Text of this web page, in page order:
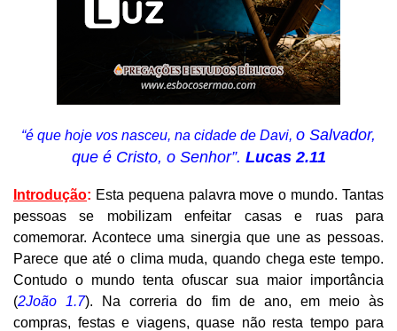
“é que hoje vos nasceu, na cidade de Davi, o Salvador,
que é Cristo, o Senhor”. Lucas 2.11
Introdução: Esta pequena palavra move o mundo. Tantas
pessoas se mobilizam enfeitar casas e ruas para
comemorar. Acontece uma sinergia que une as pessoas.
Parece que até o clima muda, quando chega este tempo.
Contudo o mundo tenta ofuscar sua maior importância
(2João 1.7). Na correria do fim de ano, em meio às
compras, festas e viagens, quase não resta tempo para